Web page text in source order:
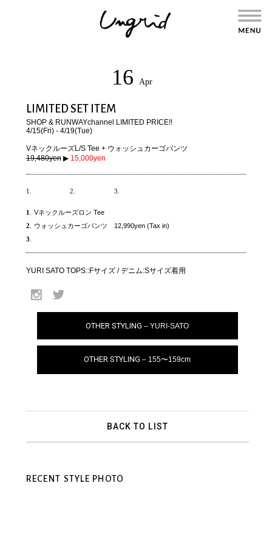
16 Apr
LIMITED SET ITEM
SHOP & RUNWAYchannel
LIMITED PRICE!!
4/15(Fri) - 4/19(Tue)
VネックルーズL/S Tee + ウォッシュカーゴパンツ
19,480yen▶︎ 15,000yen
1. 2. 3.
1
Vネックルーズロン Tee
2
ウォッシュカーゴパンツ 12,990yen (Tax in)
3
YURI SATO TOPS::Fサイズ / デニム:Sサイズ着用
OTHER STYLING – YURI-SATO
OTHER STYLING – 155〜159cm
BACK TO LIST
RECENT STYLE PHOTO